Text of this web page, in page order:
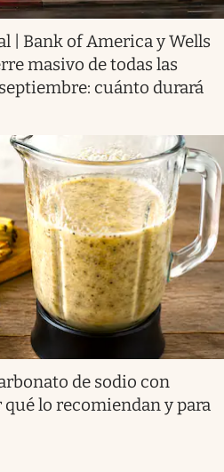
| Bank of America y Wells
masivo de todas las
cuánto durará
de sodio con
qué lo recomiendan y para